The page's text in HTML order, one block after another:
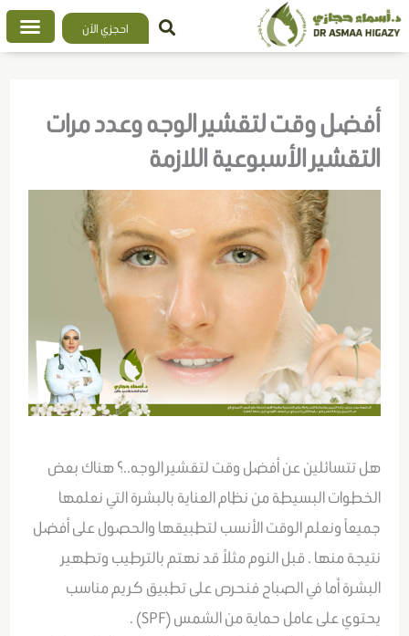
تخطي
إلى
احجزي الآن
أفضل وقت لتقشير الوجه وعدد مرات
التقشير الأسبوعية اللازمة
هل تتسائلين عن أفضل وقت لتقشير الوجه..؟ هناك بعض
الخطوات البسيطة من نظام العناية بالبشرة التي نعلمها
جميعاً ونعلم الوقت الأنسب لتطبيقها والحصول على أفضل
نتيجة منها . قبل النوم مثلاً قد نهتم بالترطيب وتطهير
البشرة أما في الصباح فنحرص على تطبيق كريم مناسب
يحتوي على عامل حماية من الشمس (SPF) .